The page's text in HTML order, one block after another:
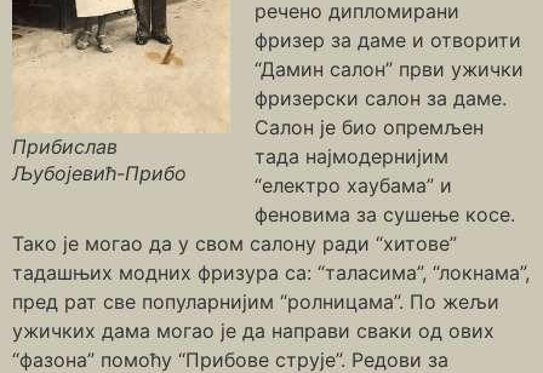
Прибислав
Љубојевић-Прибо
речено дипломирани
фризер за даме и отворити
“Дамин салон” први ужички
фризерски салон за даме.
Салон је био опремљен
тада најмодернијим
“електро хаубама” и
феновима за сушење косе.
Тако је могао да у свом салону ради “хитове”
тадашњих модних фризура са: “таласима”, “локнама”,
пред рат све популарнијим “ролницама”. По жељи
ужичких дама могао је да направи сваки од ових
“фазона” помоћу “Прибове струје”. Редови за